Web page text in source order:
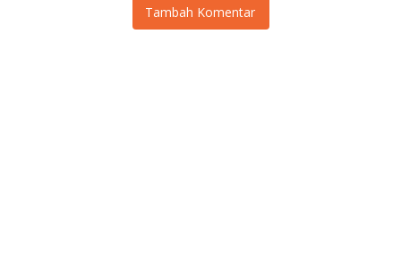
Tambah Komentar